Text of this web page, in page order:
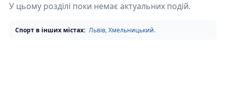
У цьому розділі поки немає актуальних подій.
Спорт в інших містах: Львів,Хмельницький.